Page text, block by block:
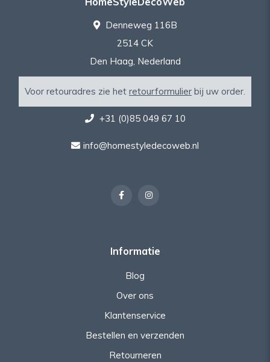
Denneweg 116B
2514 CK
Den Haag, Nederland
Voor retouradres zie het retourformulier bij uw order.
+31 (0)85 049 67 10
info@homestyledecoweb.nl
Informatie
Blog
Over ons
Klantenservice
Bestellen en verzenden
Retourneren